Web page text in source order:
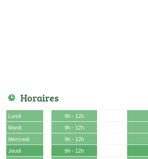
Horaires
Lundi 9h - 12h
Mardi
9h - 12h
Mercredi
9h - 12h
Jeudi
9h - 12h